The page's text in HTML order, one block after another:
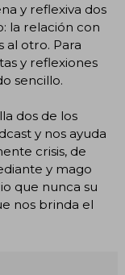
y reflexiva dos
la relación con
al otro. Para
y reflexiones
sencillo.
dos de los
y nos ayuda
crisis, de
y mago
que nunca su
nos brinda el